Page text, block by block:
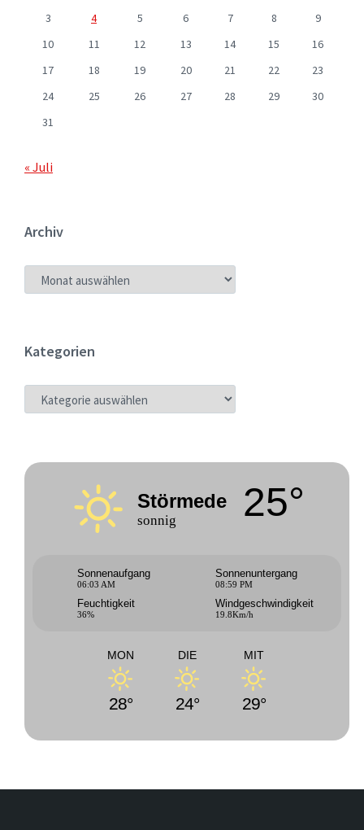
3
4 5 6 7 8
9
10
11 12 13 14 15
16
17
18 19 20 21 22
23
24
25 26 27 28 29
30
31
« Juli
Archiv
ARCHIV
Kategorien
KATEGORIEN
Störmede
sonnig 25°
Sonnenaufgang
06:03 AM
Sonnenuntergang
08:59 PM
Feuchtigkeit
36%
Windgeschwindigkeit
19.8Km/h
MON
28°
DIE
24°
MIT
29°